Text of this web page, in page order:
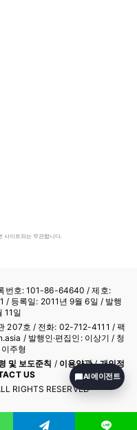
사이트와는 무관합니다.
번호: 101-86-64640 / 제호:
/ 등록일: 2011년 9월 6일 / 발행
11일
207호 / 전화: 02-712-4111 / 팩
/ 발행인·편집인: 이상기 / 청
주형
및 보도준칙 / 이용약관/개인정
US
RIGHTS RESERVED
AI 에이전트